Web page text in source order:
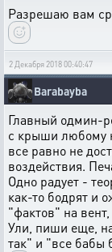
Разрешаю вам
2 Декабря 2018 00:40:47
Barabayba
Главный одмин-
с крыши любому
все равно не
воздействия.
Одно радует -
как-то бодрят и
"фактов" на
Ули, пиши еще,
так" и "все бабы